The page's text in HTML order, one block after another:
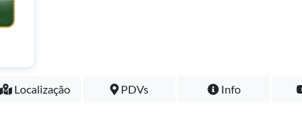
Localização PDVs Info